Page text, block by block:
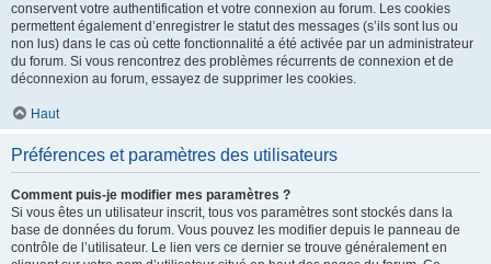
conservent votre authentification et votre connexion au forum. Les cookies
permettent également d’enregistrer le statut des messages (s’ils sont lus ou
non lus) dans le cas où cette fonctionnalité a été activée par un administrateur
du forum. Si vous rencontrez des problèmes récurrents de connexion et de
déconnexion au forum, essayez de supprimer les cookies.
Haut
Préférences et paramètres des utilisateurs
Comment puis-je modifier mes paramètres ?
Si vous êtes un utilisateur inscrit, tous vos paramètres sont stockés dans la
base de données du forum. Vous pouvez les modifier depuis le panneau de
contrôle de l’utilisateur. Le lien vers ce dernier se trouve généralement en